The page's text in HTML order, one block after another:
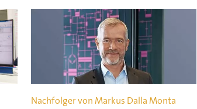
Nachfolger von Markus Dalla Monta